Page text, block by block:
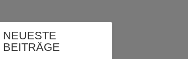
NEUESTE
BEITRÄGE